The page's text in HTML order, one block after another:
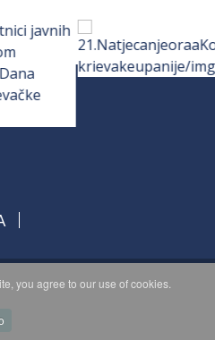
Reserved.
you agree to our use of cookies.